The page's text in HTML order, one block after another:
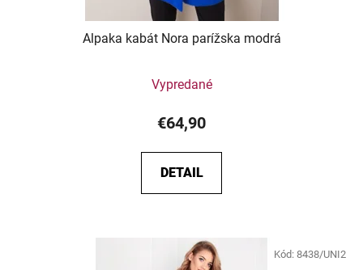
Alpaka kabát Nora parížska modrá
Vypredané
€64,90
DETAIL
Kód: 8438/UNI2